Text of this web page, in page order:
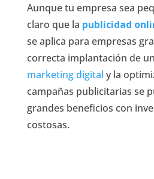
Aunque tu empresa sea
claro que la publicidad
se aplica para empresas
correcta implantación de
marketing digital y la
campañas publicitarias se
grandes beneficios con
costosas.